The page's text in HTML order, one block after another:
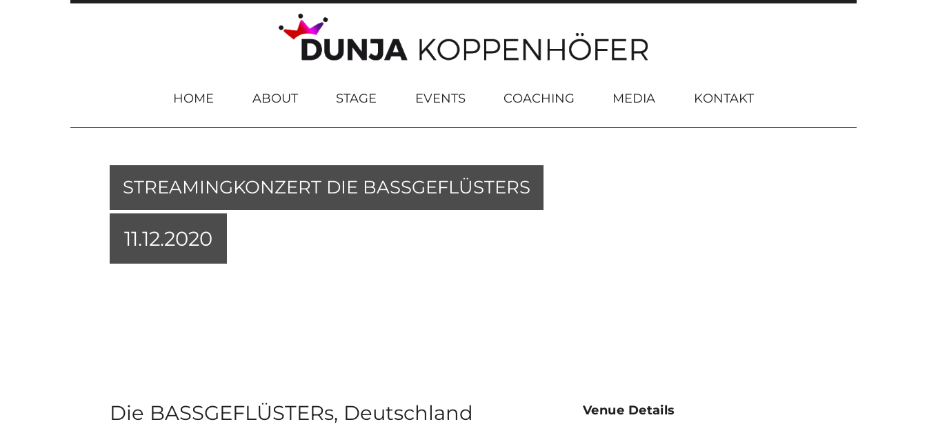
HOME ABOUT STAGE EVENTS COACHING MEDIA KONTAKT
STREAMINGKONZERT DIE BASSGEFLÜSTERS
11.12.2020
Die BASSGEFLÜSTERs, Deutschland Venue Details